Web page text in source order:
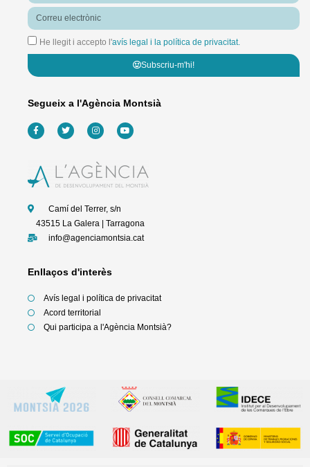
Correu
electrònic
He llegit i accepto l'avís legal i la política de privacitat.
Subscriu-m'hi!
Segueix a l'Agència Montsià
F
a
c
o
o
k
T
w
i
e
I
n
s
g
r
a
Y
o
u
b
e
Camí del Terrer, s/n
43515 La Galera | Tarragona
info@agenciamontsia.cat
Enllaços d'interès
Avís legal i política de privacitat
Acord territorial
Qui participa a l'Agència Montsià?